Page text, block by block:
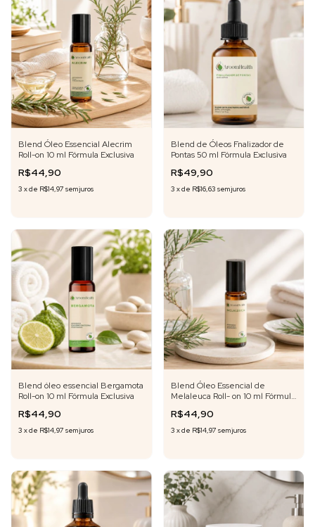
Blend Óleo Essencial Alecrim
Roll-on 10 ml Fórmula Exclusiva
R$44,90
3 xde R$14,97 sem juros
Blend de Óleos Fnalizador de
Pontas 50 ml Fórmula Exclusiva
R$49,90
3 xde R$16,63 sem juros
Blend óleo essencial Bergamota
Roll-on 10 ml Fórmula Exclusiva
R$44,90
3 xde R$14,97 sem juros
Blend Óleo Essencial de
Melaleuca Roll- on 10 ml Fórmula
R$44,90
3 xde R$14,97 sem juros